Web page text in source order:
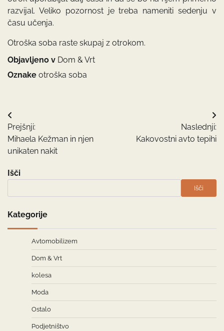
razvijal. Veliko pozornost je treba nameniti sedenju v
času učenja.
Otroška soba raste skupaj z otrokom.
Objavljeno v Dom & Vrt
Oznake otroška soba
Navigacija
prispevka
Prejšnji:
Mihaela Kežman in njen
unikaten nakit
Naslednji:
Kakovostni avto tepihi
Išči
Išči
Kategorije
Avtomobilizem
Dom & Vrt
kolesa
Moda
Ostalo
Podjetništvo